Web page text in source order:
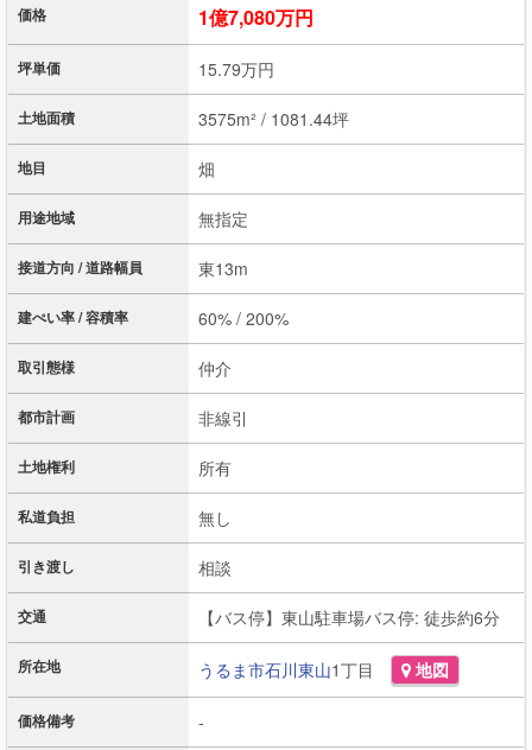
価格 1億7,080万円
坪単価 15.79万円
土地面積 3575m² / 1081.44坪
地目 畑
用途地域 無指定
接道方向 / 道路幅員 東13m
建ぺい率 / 容積率 60% / 200%
取引態様 仲介
都市計画 非線引
土地権利 所有
私道負担 無し
引き渡し 相談
交通 【バス停】東山駐車場バス停: 徒歩約6分
所在地 うるま市石川東山1丁目 地図
価格備考 -